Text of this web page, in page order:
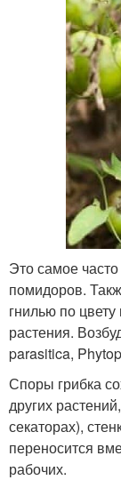
Это самое
помидоров.
гнилью по
растения.
parasitica,
Споры грибка
других
секаторах),
переносится
рабочих.